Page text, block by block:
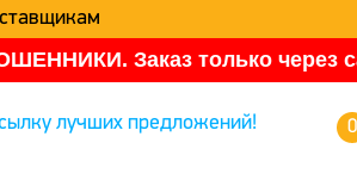
Заказ только через
лучших предложений! 0